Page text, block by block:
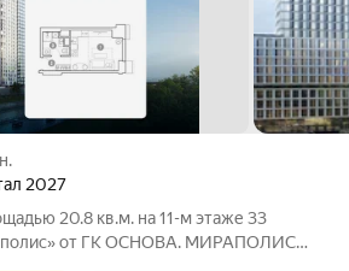
2027
20.8 кв.м. на 11-м этаже 33
от ГК ОСНОВА. МИРАПОЛИС